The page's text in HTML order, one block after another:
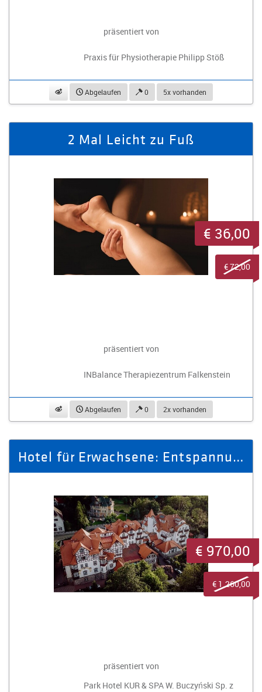
präsentiert von
Praxis für Physiotherapie Philipp Stöß
beobachtenAbgelaufen 0 5x vorhanden
2 Mal Leicht zu Fuß
präsentiert von
INBalance Therapiezentrum Falkenstein
beobachtenAbgelaufen 0 2x vorhanden
€ 36,00
€ 72,00
Hotel für Erwachsene: Entspannung und Gesundheit im Bad Flinsberg
präsentiert von
Park Hotel KUR & SPA W. Buczyński Sp. z
€ 970,00
€ 1.260,00